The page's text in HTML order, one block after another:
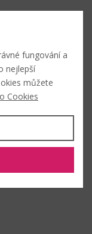
fungování a
nejlepší
můžete
Cookies